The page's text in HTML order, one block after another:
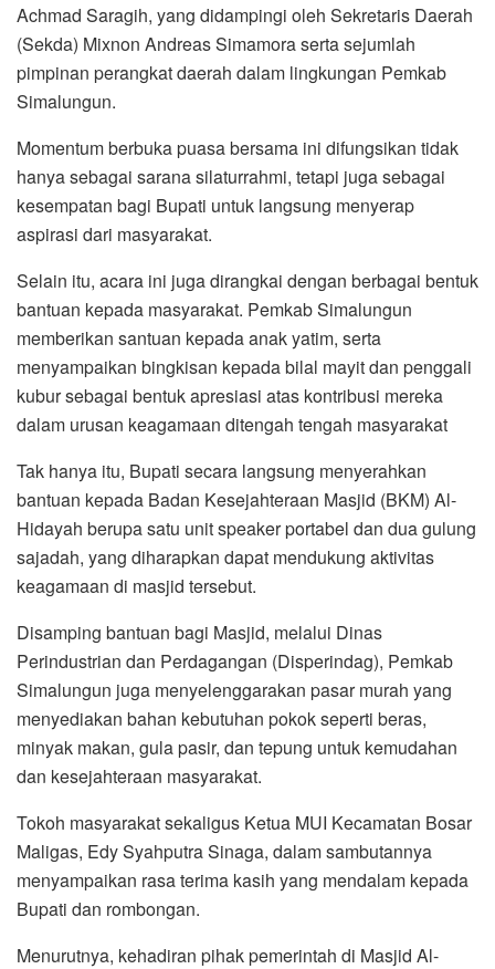
Achmad Saragih, yang didampingi oleh Sekretaris Daerah
(Sekda) Mixnon Andreas Simamora serta sejumlah
pimpinan perangkat daerah dalam lingkungan Pemkab
Simalungun.
Momentum berbuka puasa bersama ini difungsikan tidak
hanya sebagai sarana silaturrahmi, tetapi juga sebagai
kesempatan bagi Bupati untuk langsung menyerap
aspirasi dari masyarakat.
Selain itu, acara ini juga dirangkai dengan berbagai bentuk
bantuan kepada masyarakat. Pemkab Simalungun
memberikan santuan kepada anak yatim, serta
menyampaikan bingkisan kepada bilal mayit dan penggali
kubur sebagai bentuk apresiasi atas kontribusi mereka
dalam urusan keagamaan ditengah tengah masyarakat
Tak hanya itu, Bupati secara langsung menyerahkan
bantuan kepada Badan Kesejahteraan Masjid (BKM) Al-
Hidayah berupa satu unit speaker portabel dan dua gulung
sajadah, yang diharapkan dapat mendukung aktivitas
keagamaan di masjid tersebut.
Disamping bantuan bagi Masjid, melalui Dinas
Perindustrian dan Perdagangan (Disperindag), Pemkab
Simalungun juga menyelenggarakan pasar murah yang
menyediakan bahan kebutuhan pokok seperti beras,
minyak makan, gula pasir, dan tepung untuk kemudahan
dan kesejahteraan masyarakat.
Tokoh masyarakat sekaligus Ketua MUI Kecamatan Bosar
Maligas, Edy Syahputra Sinaga, dalam sambutannya
menyampaikan rasa terima kasih yang mendalam kepada
Bupati dan rombongan.
Menurutnya, kehadiran pihak pemerintah di Masjid Al-